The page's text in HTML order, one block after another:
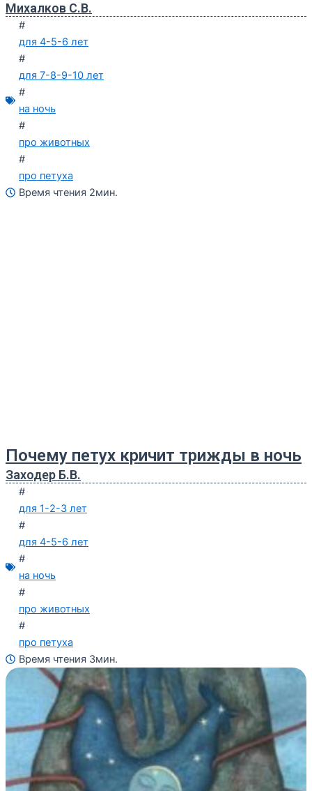
Михалков С.В.
#
для 4-5-6 лет
#
для 7-8-9-10 лет
#
на ночь
#
про животных
#
про петуха
Время чтения 2мин.
Почему петух кричит трижды в ночь
Заходер Б.В.
#
для 1-2-3 лет
#
для 4-5-6 лет
#
на ночь
#
про животных
#
про петуха
Время чтения 3мин.